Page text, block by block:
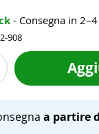
- Consegna in
908
a partire